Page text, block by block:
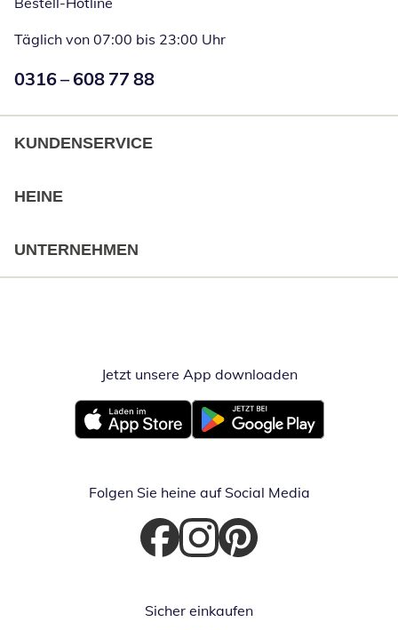
Täglich von 07:00 bis 23:00 Uhr
Numéro de téléphone:
0316 – 608 77 88
KUNDENSERVICE
HEINE
UNTERNEHMEN
Jetzt unsere App downloadenÖffnet in
Öffnet in neuem FensterÖffnet in neuem Fenster
Folgen Sie heine auf Social Media
Öffnet in neuem Fenster
Öffnet in neuem Fenster
Öffnet in neuem Fenster
Sicher einkaufen